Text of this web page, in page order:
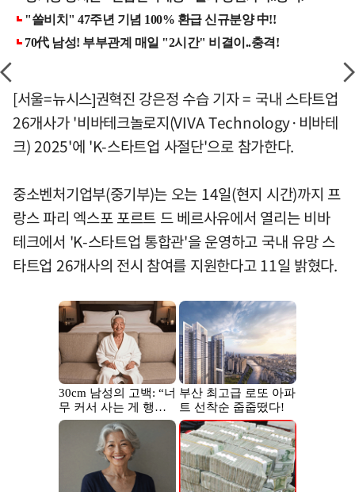
[서울=뉴시스]권혁진 강은정 수습 기자 = 국내 스타트업
26개사가 '비바테크놀로지(VIVA Technology·비바테
크) 2025'에 'K-스타트업 사절단'으로 참가한다.
중소벤처기업부(중기부)는 오는 14일(현지 시간)까지 프
랑스 파리 엑스포 포르트 드 베르사유에서 열리는 비바
테크에서 'K-스타트업 통합관'을 운영하고 국내 유망 스
타트업 26개사의 전시 참여를 지원한다고 11일 밝혔다.